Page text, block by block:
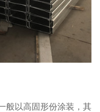
般以高固形份涂装，其